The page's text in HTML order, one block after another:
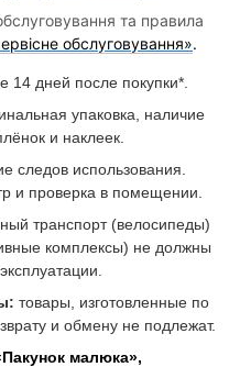
та правила
обслуговування».
14 дней после покупки*.
упаковка, наличие
и наклеек.
следов использования.
и проверка в помещении.
транспорт (велосипеды)
комплексы) не должны
товары, изготовленные по
и обмену не подлежат.
малюка»,